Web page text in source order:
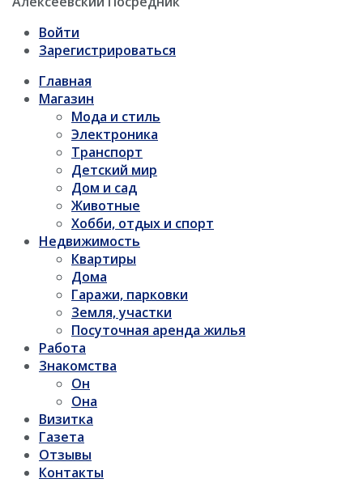
Войти
Зарегистрироваться
Главная
Магазин
Мода и стиль
Электроника
Транспорт
Детский мир
Дом и сад
Животные
Хобби, отдых и спорт
Недвижимость
Квартиры
Дома
Гаражи, парковки
Земля, участки
Посуточная аренда жилья
Работа
Знакомства
Он
Она
Визитка
Газета
Отзывы
Контакты